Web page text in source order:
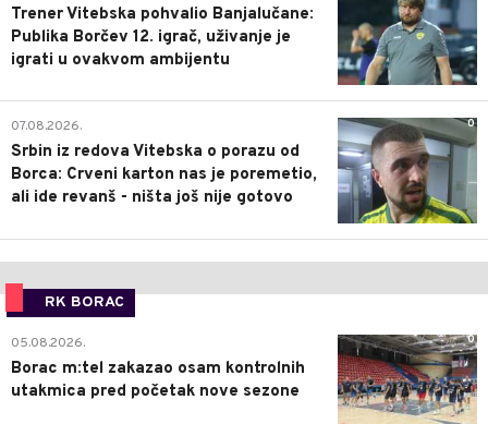
Trener Vitebska pohvalio Banjalučane:
Publika Borčev 12. igrač, uživanje je
igrati u ovakvom ambijentu
0
07.08.2026.
Srbin iz redova Vitebska o porazu od
Borca: Crveni karton nas je poremetio,
ali ide revanš - ništa još nije gotovo
RK BORAC
0
05.08.2026.
Borac m:tel zakazao osam kontrolnih
utakmica pred početak nove sezone